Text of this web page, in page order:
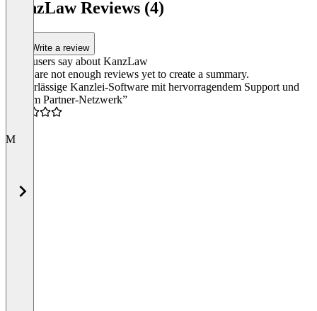
KanzLaw Reviews (4)
Write a review
What users say about KanzLaw
There are not enough reviews yet to create a summary.
“Zuverlässige Kanzlei-Software mit hervorragendem Support und
starkem Partner-Netzwerk”
M